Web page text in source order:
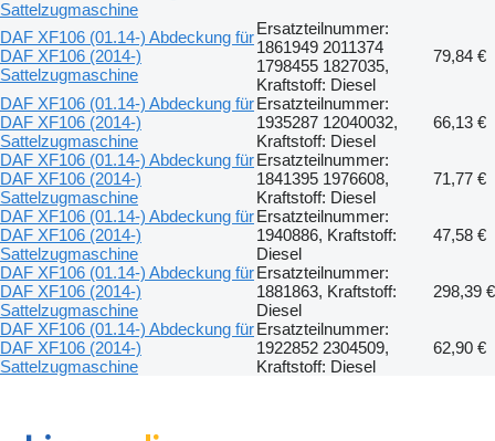
Sattelzugmaschine
DAF XF106 (01.14-) Abdeckung für
DAF XF106 (2014-)
Sattelzugmaschine
Ersatzteilnummer:
1861949 2011374
1798455 1827035,
Kraftstoff: Diesel
79,84 €
DAF XF106 (01.14-) Abdeckung für
DAF XF106 (2014-)
Sattelzugmaschine
Ersatzteilnummer:
1935287 12040032,
Kraftstoff: Diesel
66,13 €
DAF XF106 (01.14-) Abdeckung für
DAF XF106 (2014-)
Sattelzugmaschine
Ersatzteilnummer:
1841395 1976608,
Kraftstoff: Diesel
71,77 €
DAF XF106 (01.14-) Abdeckung für
DAF XF106 (2014-)
Sattelzugmaschine
Ersatzteilnummer:
1940886, Kraftstoff:
Diesel
47,58 €
DAF XF106 (01.14-) Abdeckung für
DAF XF106 (2014-)
Sattelzugmaschine
Ersatzteilnummer:
1881863, Kraftstoff:
Diesel
298,39 €
DAF XF106 (01.14-) Abdeckung für
DAF XF106 (2014-)
Sattelzugmaschine
Ersatzteilnummer:
1922852 2304509,
Kraftstoff: Diesel
62,90 €